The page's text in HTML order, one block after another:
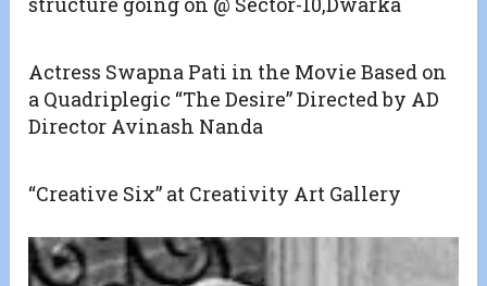
Actress Swapna Pati in the Movie Based on
a Quadriplegic “The Desire” Directed by AD
Director Avinash Nanda
“Creative Six” at Creativity Art Gallery